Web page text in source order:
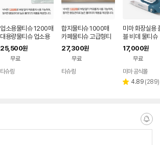
업소용물티슈 1200매
대용량물티슈 업소용
일회용티슈 티슈량 카
페티슈
25,500원
무료
티슈랑
합지물티슈 1000매
카페물티슈 고급형티
슈 업소용티슈 미니 식
자재 일회용
27,300원
무료
티슈랑
미마 화장실용
블 비데 물티슈
17,000원
무료
페
미마 공식몰
별 4.89 리
(289)
알